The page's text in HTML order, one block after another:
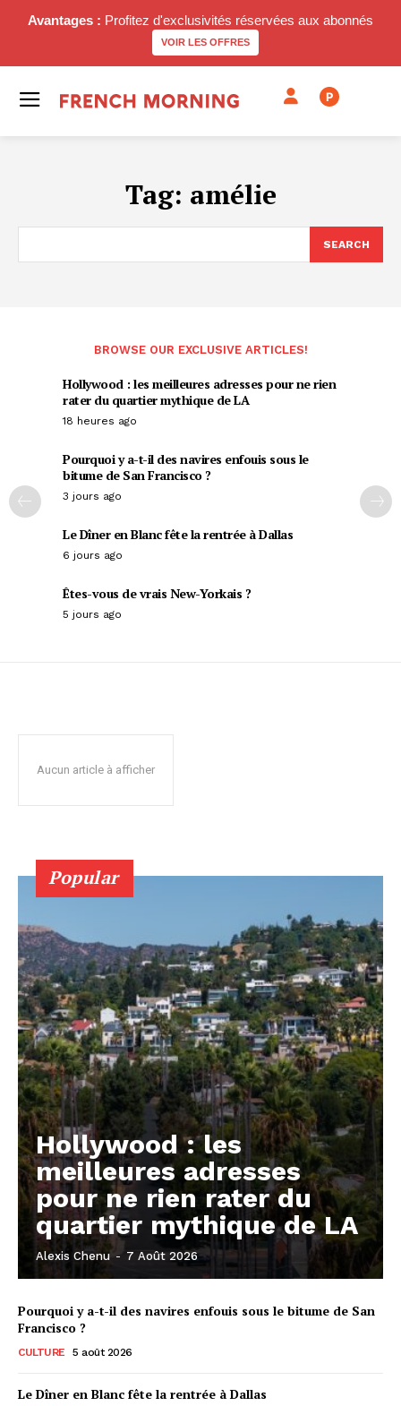
Avantages : Profitez d'exclusivités réservées aux abonnés
VOIR LES OFFRES
P
Tag: amélie
SEARCH
BROWSE OUR EXCLUSIVE ARTICLES!
Hollywood : les meilleures adresses pour ne rien
rater du quartier mythique de LA
18 heures ago
Pourquoi y a-t-il des navires enfouis sous le
bitume de San Francisco ?
3 jours ago
Le Dîner en Blanc fête la rentrée à Dallas
6 jours ago
Êtes-vous de vrais New-Yorkais ?
5 jours ago
Aucun article à afficher
Popular
Hollywood : les
meilleures adresses
pour ne rien rater du
quartier mythique de LA
Alexis Chenu - 7 Août 2026
Pourquoi y a-t-il des navires enfouis sous le bitume de San
Francisco ?
CULTURE 5 août 2026
Le Dîner en Blanc fête la rentrée à Dallas